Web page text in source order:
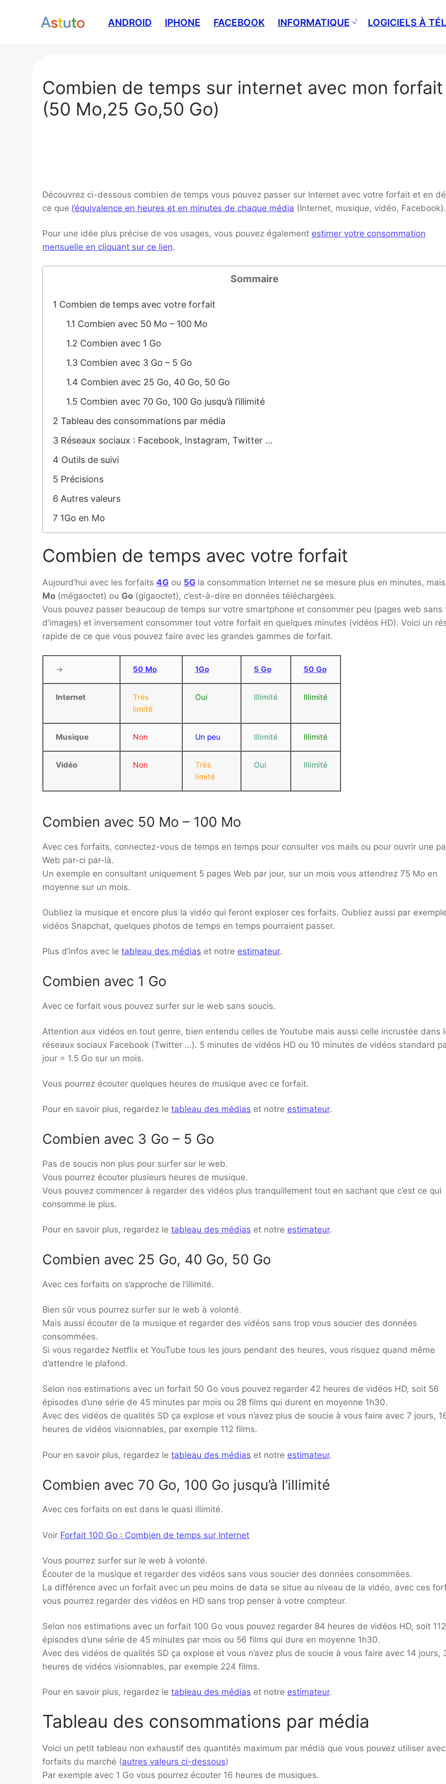
ANDROID IPHONE FACEBOOK INFORMATIQUE LOGICIELS À
Combien de temps sur internet avec mon forfait
(50 Mo,25 Go,50 Go)
Découvrez ci-dessous combien de temps vous pouvez passer sur Internet avec votre forfait et en
ce que l’équivalence en heures et en minutes de chaque média (Internet, musique, vidéo, Facebook).
Pour une idée plus précise de vos usages, vous pouvez également estimer votre consommation
mensuelle en cliquant sur ce lien.
Sommaire
1 Combien de temps avec votre forfait
1.1 Combien avec 50 Mo – 100 Mo
1.2 Combien avec 1 Go
1.3 Combien avec 3 Go – 5 Go
1.4 Combien avec 25 Go, 40 Go, 50 Go
1.5 Combien avec 70 Go, 100 Go jusqu’à l’illimité
2 Tableau des consommations par média
3 Réseaux sociaux : Facebook, Instagram, Twitter …
4 Outils de suivi
5 Précisions
6 Autres valeurs
7 1Go en Mo
Combien de temps avec votre forfait
Aujourd’hui avec les forfaits 4G ou 5G la consommation Internet ne se mesure plus en minutes,
Mo (mégaoctet) ou Go (gigaoctet), c’est-à-dire en données téléchargées.
Vous pouvez passer beaucoup de temps sur votre smartphone et consommer peu (pages web sans
d’images) et inversement consommer tout votre forfait en quelques minutes (vidéos HD). Voici un
rapide de ce que vous pouvez faire avec les grandes gammes de forfait.
→ 50 Mo 1Go 5 Go 50 Go
Internet
Très
limité
Oui Illimité Illimité
Musique Non Un peu Illimité Illimité
Vidéo Non
Très
limité
Oui Illimité
Combien avec 50 Mo – 100 Mo
Avec ces forfaits, connectez-vous de temps en temps pour consulter vos mails ou pour ouvrir une
Web par-ci par-là.
Un exemple en consultant uniquement 5 pages Web par jour, sur un mois vous attendrez 75 Mo en
moyenne sur un mois.
Oubliez la musique et encore plus la vidéo qui feront exploser ces forfaits. Oubliez aussi par
vidéos Snapchat, quelques photos de temps en temps pourraient passer.
Plus d’infos avec le tableau des médias et notre estimateur.
Combien avec 1 Go
Avec ce forfait vous pouvez surfer sur le web sans soucis.
Attention aux vidéos en tout genre, bien entendu celles de Youtube mais aussi celle incrustée dans
réseaux sociaux Facebook (Twitter …). 5 minutes de vidéos HD ou 10 minutes de vidéos standard
jour = 1.5 Go sur un mois.
Vous pourrez écouter quelques heures de musique avec ce forfait.
Pour en savoir plus, regardez le tableau des médias et notre estimateur.
Combien avec 3 Go – 5 Go
Pas de soucis non plus pour surfer sur le web.
Vous pourrez écouter plusieurs heures de musique.
Vous pouvez commencer à regarder des vidéos plus tranquillement tout en sachant que c’est ce qui
consomme le plus.
Pour en savoir plus, regardez le tableau des médias et notre estimateur.
Combien avec 25 Go, 40 Go, 50 Go
Avec ces forfaits on s’approche de l’illimité.
Bien sûr vous pourrez surfer sur le web à volonté.
Mais aussi écouter de la musique et regarder des vidéos sans trop vous soucier des données
consommées.
Si vous regardez Netflix et YouTube tous les jours pendant des heures, vous risquez quand même
d’attendre le plafond.
Selon nos estimations avec un forfait 50 Go vous pouvez regarder 42 heures de vidéos HD, soit 56
épisodes d’une série de 45 minutes par mois ou 28 films qui durent en moyenne 1h30.
Avec des vidéos de qualités SD ça explose et vous n’avez plus de soucie à vous faire avec 7 jours,
heures de vidéos visionnables, par exemple 112 films.
Pour en savoir plus, regardez le tableau des médias et notre estimateur.
Combien avec 70 Go, 100 Go jusqu’à l’illimité
Avec ces forfaits on est dans le quasi illimité.
Voir Forfait 100 Go : Combien de temps sur Internet
Vous pourrez surfer sur le web à volonté.
Écouter de la musique et regarder des vidéos sans vous soucier des données consommées.
La différence avec un forfait avec un peu moins de data se situe au niveau de la vidéo, avec ces
vous pourrez regarder des vidéos en HD sans trop penser à votre compteur.
Selon nos estimations avec un forfait 100 Go vous pouvez regarder 84 heures de vidéos HD, soit 112
épisodes d’une série de 45 minutes par mois ou 56 films qui dure en moyenne 1h30.
Avec des vidéos de qualités SD ça explose et vous n’avez plus de soucie à vous faire avec 14 jours,
heures de vidéos visionnables, par exemple 224 films.
Pour en savoir plus, regardez le tableau des médias et notre estimateur.
Tableau des consommations par média
Voici un petit tableau non exhaustif des quantités maximum par média que vous pouvez utiliser
forfaits du marché (autres valeurs ci-dessous)
Par exemple avec 1 Go vous pourrez écouter 16 heures de musiques.